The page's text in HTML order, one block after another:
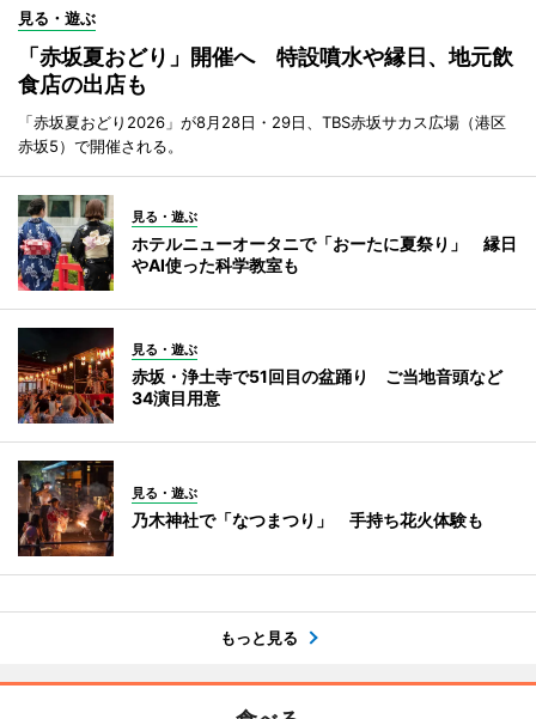
見る・遊ぶ
「赤坂夏おどり」開催へ 特設噴水や縁日、地元飲
食店の出店も
「赤坂夏おどり2026」が8月28日・29日、TBS赤坂サカス広場（港区
赤坂5）で開催される。
見る・遊ぶ
ホテルニューオータニで「おーたに夏祭り」 縁日
やAI使った科学教室も
見る・遊ぶ
赤坂・浄土寺で51回目の盆踊り ご当地音頭など
34演目用意
見る・遊ぶ
乃木神社で「なつまつり」 手持ち花火体験も
もっと見る